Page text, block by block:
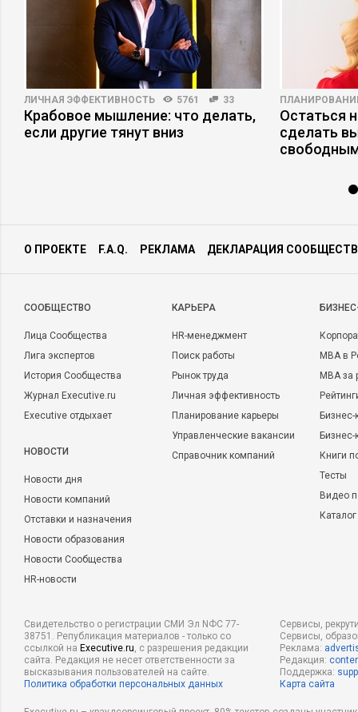
ЛИЧНАЯ ЭФФЕКТИВНОСТЬ 5761 33
Крабовое мышление: что делать,
если другие тянут вниз
Остаться
сделать
О ПРОЕКТЕ F.A.Q. РЕКЛАМА ДЕКЛАРАЦИЯ
CООБЩЕСТВО
Лица Сообщества
Лига экспертов
История Сообщества
Журнал Executive.ru
Executive отдыхает
НОВОСТИ
Новости дня
Новости компаний
Отставки и назначения
Новости образования
Новости Сообщества
HR-новости
КАРЬЕРА
HR-менеджмент
Поиск работы
Рынок труда
Личная эффективность
Планирование карьеры
Управленческие вакансии
Справочник компаний
MBA в
MBA
Бизнес-
Книги
Тесты
Видео
Свидетельство о регистрации СМИ Эл NФС 77-
38751. Републикация материалов - только со
ссылкой на Executive.ru, с разрешения редакции
сайта. Редакция не несет ответственности за
высказывания пользователей на сайте.
Политика обработки персональных данных
Сервисы,
Сервисы,
Реклама:
Редакция:
Поддержка:
Карта сайта